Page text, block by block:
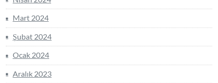
Mart 2024
Şubat 2024
Ocak 2024
Aralık 2023